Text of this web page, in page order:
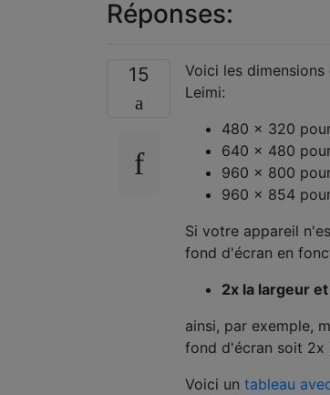
Réponses:
15 Voici les dimensions
Leimi:
480 x 320
640 x 480
960 x 800
960 x 854
Si votre appareil
fond d'écran en
2x la largeur
ainsi, par exemple,
fond d'écran soit 2x
Voici un tableau